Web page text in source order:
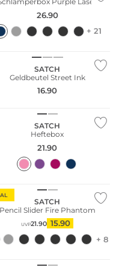
26.90
+ 21
SATCH
Geldbeutel Street Ink
16.90
SATCH
Heftebox
21.90
SATCH
Pencil Slider Fire Phantom
UVP21.90 15.90
+ 8